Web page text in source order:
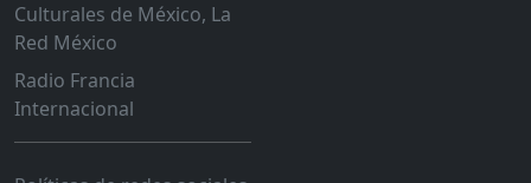
Culturales de México, La
Red México
Radio Francia
Internacional